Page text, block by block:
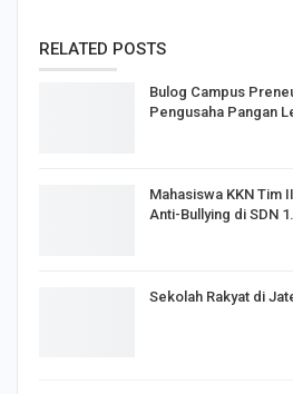
RELATED POSTS
Bulog Campus
Pengusaha Pangan
Mahasiswa KKN Tim
Anti-Bullying di SDN
Sekolah Rakyat di